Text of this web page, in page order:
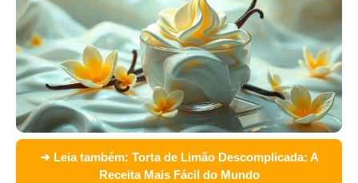
➜ Leia também: Torta de Limão Descomplicada: A
Receita Mais Fácil do Mundo